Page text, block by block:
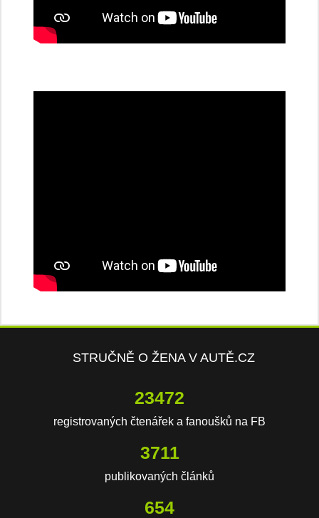
STRUČNĚ O ŽENA V AUTĚ.CZ
23472
registrovaných čtenářek a fanoušků na FB
3711
publikovaných článků
654